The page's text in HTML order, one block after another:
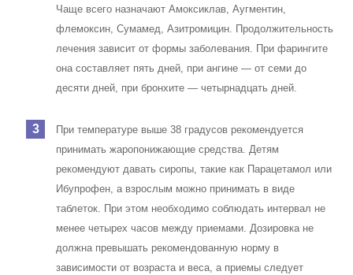
Чаще всего назначают Амоксиклав, Аугментин,
флемоксин, Сумамед, Азитромицин. Продолжительность
лечения зависит от формы заболевания. При фарингите
она составляет пять дней, при ангине — от семи до
десяти дней, при бронхите — четырнадцать дней.
При температуре выше 38 градусов рекомендуется
принимать жаропонижающие средства. Детям
рекомендуют давать сиропы, такие как Парацетамол или
Ибупрофен, а взрослым можно принимать в виде
таблеток. При этом необходимо соблюдать интервал не
менее четырех часов между приемами. Дозировка не
должна превышать рекомендованную норму в
зависимости от возраста и веса, а приемы следует